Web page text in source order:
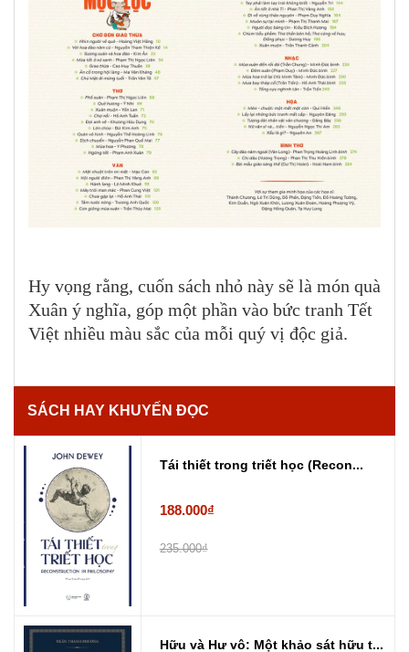
Hy vọng rằng, cuốn sách nhỏ này sẽ là món quà
Xuân ý nghĩa, góp một phần vào bức tranh Tết
Việt nhiều màu sắc của mỗi quý vị độc giả.
SÁCH HAY KHUYẾN ĐỌC
Tái thiết trong triết học (Recon...
188.000₫
235.000₫
Hữu và Hư vô: Một khảo sát hữu t...